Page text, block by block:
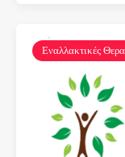
Εναλλακτικές